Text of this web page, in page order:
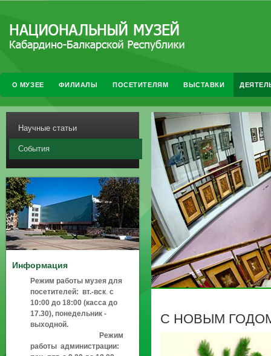
О МУЗЕЕ ФИЛИАЛЫ ПОСЕТИТЕЛЯМ ВЫСТАВКИ
С НОВЫМ
Научные статьи
События
Информация
Режим работы музея для
посетителей: вт.-вск. с
10:00 до 18:00 (касса до
17.30), понедельник -
выходной.
Режим
работы администрации: